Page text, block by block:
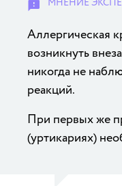
Аллергическая
возникнуть
никогда не
реакций.
При первых же
(уртикариях)